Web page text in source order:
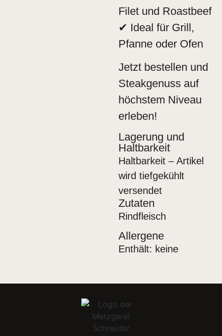
Filet und Roastbeef
✔ Ideal für Grill,
Pfanne oder Ofen
Jetzt bestellen und
Steakgenuss auf
höchstem Niveau
erleben!
Lagerung und
Haltbarkeit
Haltbarkeit – Artikel
wird tiefgekühlt
versendet
Zutaten
Rindfleisch
Allergene
Enthält: keine